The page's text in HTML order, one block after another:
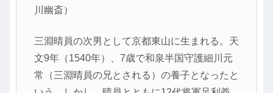
川幽斎）
三淵晴員の次男として京都東山に生まれる。天
文9年（1540年）、7歳で和泉半国守護細川元
常（三淵晴員の兄とされる）の養子となったと